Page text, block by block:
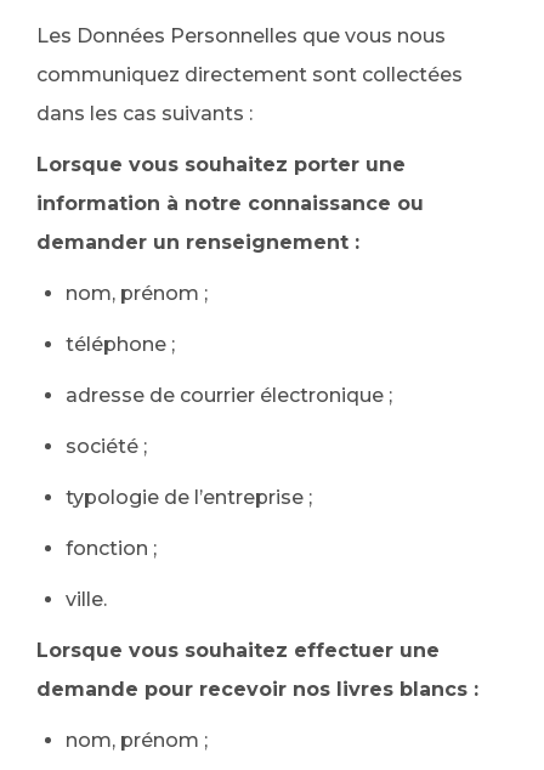
Les Données Personnelles que vous nous
communiquez directement sont collectées
dans les cas suivants :
Lorsque vous souhaitez porter une
information à notre connaissance ou
demander un renseignement :
nom, prénom ;
téléphone ;
adresse de courrier électronique ;
société ;
typologie de l’entreprise ;
fonction ;
ville.
Lorsque vous souhaitez effectuer une
demande pour recevoir nos livres blancs :
nom, prénom ;